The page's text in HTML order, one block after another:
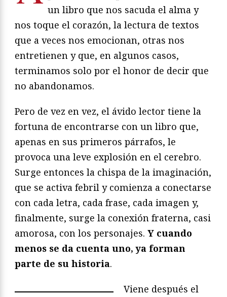
un libro que nos sacuda el alma y
nos toque el corazón, la lectura de textos
que a veces nos emocionan, otras nos
entretienen y que, en algunos casos,
terminamos solo por el honor de decir que
no abandonamos.
Pero de vez en vez, el ávido lector tiene la
fortuna de encontrarse con un libro que,
apenas en sus primeros párrafos, le
provoca una leve explosión en el cerebro.
Surge entonces la chispa de la imaginación,
que se activa febril y comienza a conectarse
con cada letra, cada frase, cada imagen y,
finalmente, surge la conexión fraterna, casi
amorosa, con los personajes. Y cuando
menos se da cuenta uno, ya forman
parte de su historia.
Viene después el